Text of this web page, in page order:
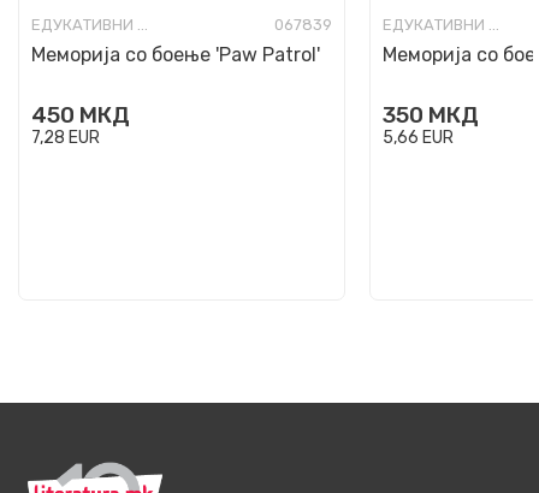
ЕДУКАТИВНИ ИГРИ И КВИЗОВИ 067839
Меморија со боење 'Paw Patrol'
450 МКД
7,28 EUR
ЕДУКАТИВНИ ИГРИ И КВИЗОВИ
Меморија со
350 МКД
5,66 EUR